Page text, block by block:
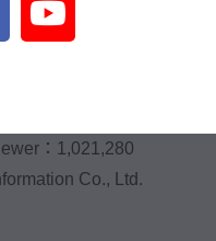
：1,021,280
Co., Ltd.